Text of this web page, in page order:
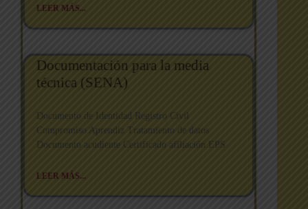
LEER MÁS...
Documentación para la media
técnica (SENA)
Documento de Identidad Registro Civil
Compromiso Aprendiz Tratamiento de datos
Documento acudiente Certificado afiliación EPS
LEER MÁS...